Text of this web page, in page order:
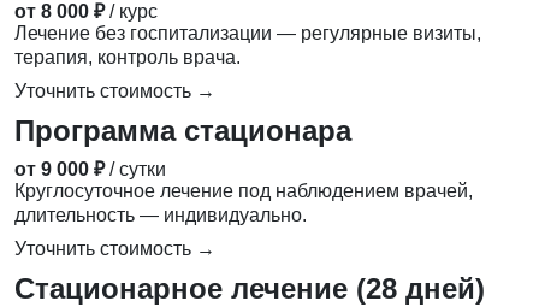
от 8 000 ₽ / курс
Лечение без госпитализации — регулярные визиты,
терапия, контроль врача.
Уточнить стоимость →
Программа стационара
от 9 000 ₽ / сутки
Круглосуточное лечение под наблюдением врачей,
длительность — индивидуально.
Уточнить стоимость →
Стационарное лечение (28 дней)